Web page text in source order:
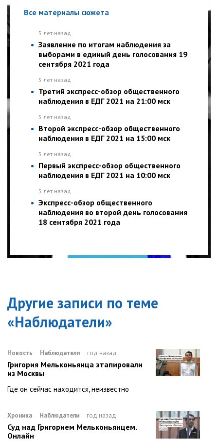
Все материалы сюжета
5 лет назад
Заявление по итогам наблюдения за
выборами в единый день голосования 19
сентября 2021 года
5 лет назад
Третий экспресс-обзор общественного
наблюдения в ЕДГ 2021 на 21:00 мск
5 лет назад
Второй экспресс-обзор общественного
наблюдения в ЕДГ 2021 на 15:00 мск
5 лет назад
Первый экспресс-обзор общественного
наблюдения в ЕДГ 2021 на 10:00 мск
5 лет назад
Экспресс-обзор общественного
наблюдения во второй день голосования
18 сентября 2021 года
Другие записи по теме
«Наблюдатели»
Новость Наблюдатели год назад
Григория Мельконьянца этапировали
из Москвы
Где он сейчас находится, неизвестно
Хроника Наблюдатели год назад
Суд над Григорием Мельконьянцем.
Онлайн